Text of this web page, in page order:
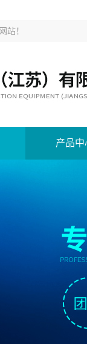
站！
产品中